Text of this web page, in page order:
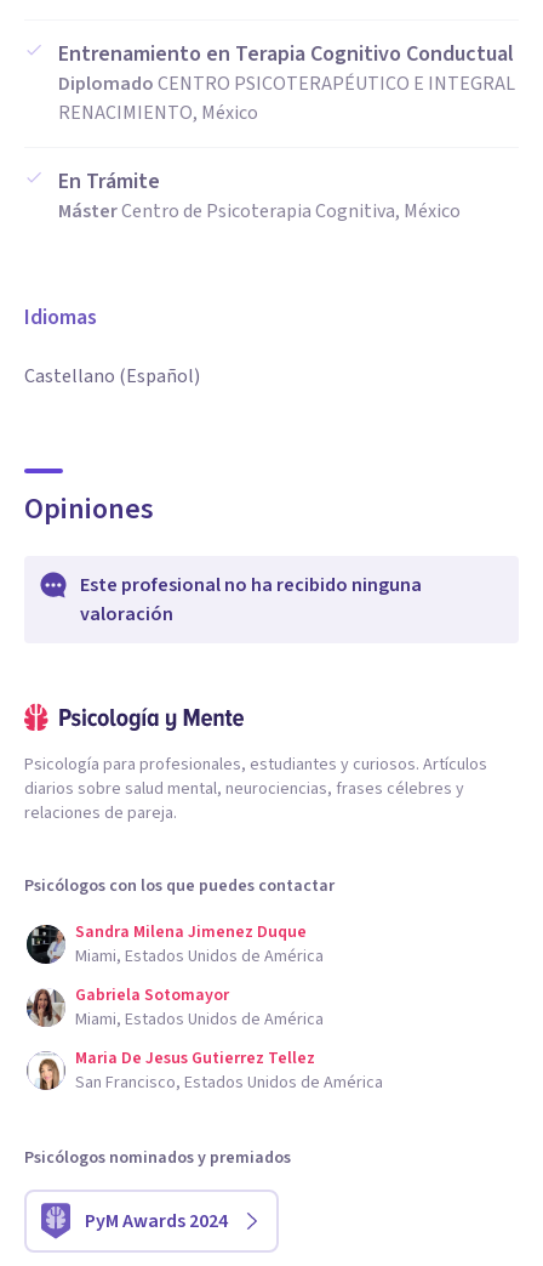
Entrenamiento en Terapia Cognitivo Conductual
DiplomadoCENTRO PSICOTERAPÉUTICO E INTEGRAL
RENACIMIENTO, México
En Trámite
MásterCentro de Psicoterapia Cognitiva, México
Idiomas
Castellano (Español)
Opiniones
Este profesional no ha recibido ninguna
valoración
Psicología para profesionales, estudiantes y curiosos. Artículos
diarios sobre salud mental, neurociencias, frases célebres y
relaciones de pareja.
Psicólogos con los que puedes contactar
Sandra Milena Jimenez Duque
Miami, Estados Unidos de América
Gabriela Sotomayor
Miami, Estados Unidos de América
Maria De Jesus Gutierrez Tellez
San Francisco, Estados Unidos de América
Psicólogos nominados y premiados
PyM Awards 2024